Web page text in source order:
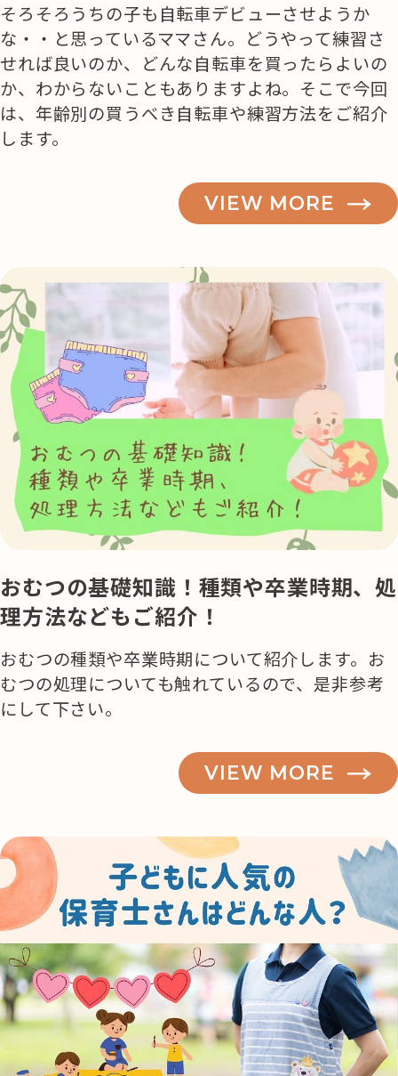
そろそろうちの子も自転車デビューさせようか
な・・と思っているママさん。どうやって練習さ
せれば良いのか、どんな自転車を買ったらよいの
か、わからないこともありますよね。そこで今回
は、年齢別の買うべき自転車や練習方法をご紹介
します。
VIEW MORE
おむつの基礎知識！種類や卒業時期、処
理方法などもご紹介！
おむつの種類や卒業時期について紹介します。お
むつの処理についても触れているので、是非参考
にして下さい。
VIEW MORE